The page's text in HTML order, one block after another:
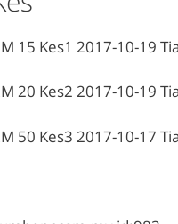
15 Kes1 2017-10-19
20 Kes2 2017-10-19
50 Kes3 2017-10-17